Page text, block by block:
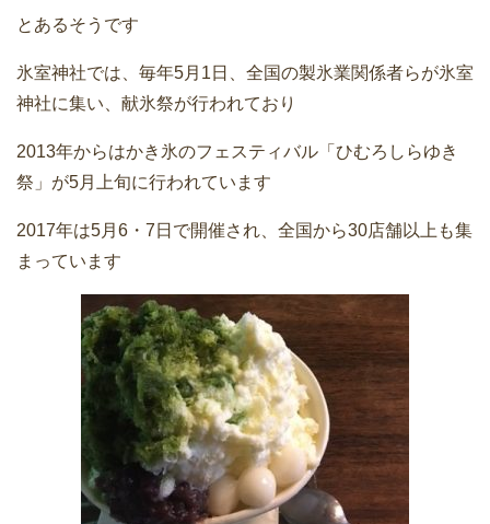
とあるそうです
氷室神社では、毎年5月1日、全国の製氷業関係者らが氷室
神社に集い、献氷祭が行われており
2013年からはかき氷のフェスティバル「ひむろしらゆき
祭」が5月上旬に行われています
2017年は5月6・7日で開催され、全国から30店舗以上も集
まっています